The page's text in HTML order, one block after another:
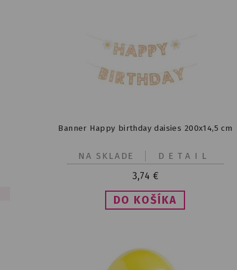
Banner Happy birthday daisies 200x14,5 cm
3,74 €
DETAIL
NA SKLADE